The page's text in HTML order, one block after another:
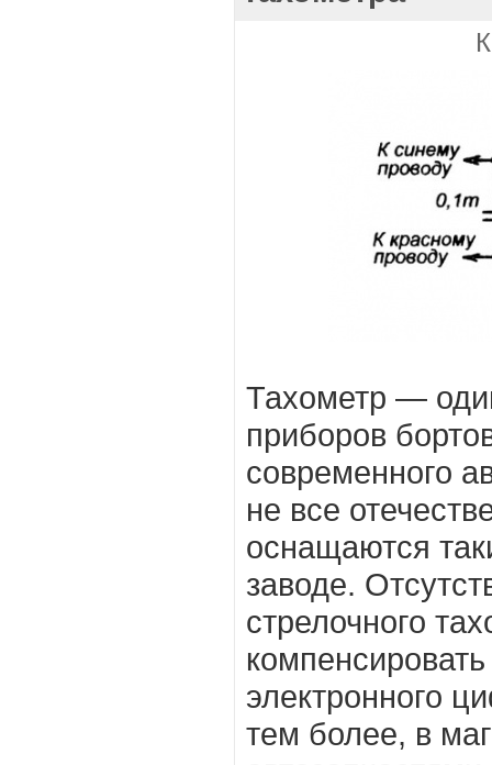
Тахометр —
приборов
современного
не все
оснащаются
заводе.
стрелочного
электронного
тем более, в